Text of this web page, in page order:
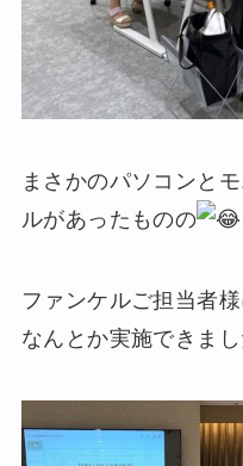
まさかのパソコンと
ルがあったものの
ファンケルご担当者
なんとか実施できまし